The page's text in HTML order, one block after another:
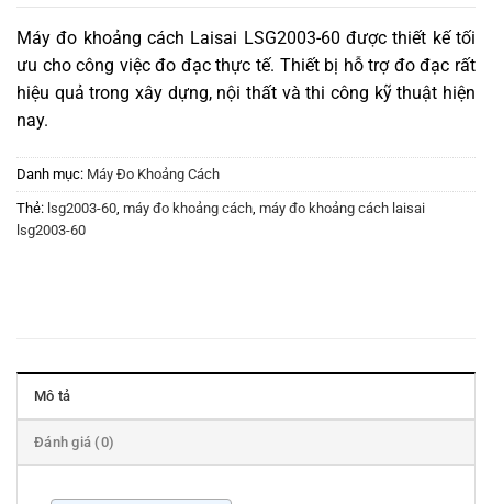
Máy đo khoảng cách Laisai LSG2003-60 được thiết kế tối
ưu cho công việc đo đạc thực tế. Thiết bị hỗ trợ đo đạc rất
hiệu quả trong xây dựng, nội thất và thi công kỹ thuật hiện
nay.
Danh mục: Máy Đo Khoảng Cách
Thẻ: lsg2003-60, máy đo khoảng cách, máy đo khoảng cách laisai
lsg2003-60
Mô tả
Đánh giá (0)